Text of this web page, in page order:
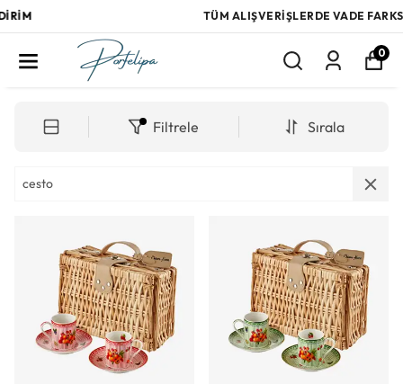
TÜM ALIŞVERİŞLERDE VADE FARKSIZ 3 TAKSİT
0
Filtrele Sırala